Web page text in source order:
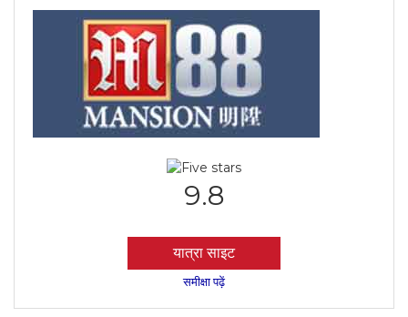
9.8
यात्रा साइट
समीक्षा पढ़ें